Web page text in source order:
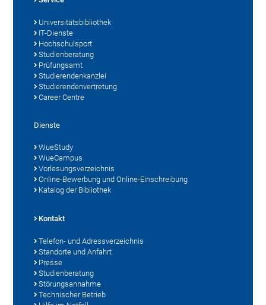
Universitätsbibliothek
IT-Dienste
Hochschulsport
Studienberatung
Prüfungsamt
Studierendenkanzlei
Studierendenvertretung
Career Centre
Dienste
WueStudy
WueCampus
Vorlesungsverzeichnis
Online-Bewerbung und Online-Einschreibung
Katalog der Bibliothek
Kontakt
Telefon- und Adressverzeichnis
Standorte und Anfahrt
Presse
Studienberatung
Störungsannahme
Technischer Betrieb